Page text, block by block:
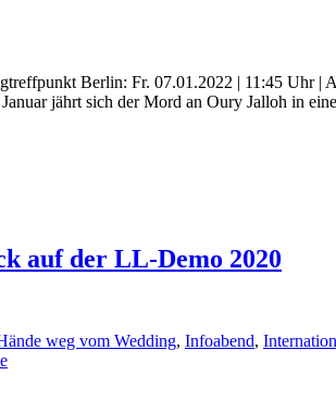
Berlin: Fr. 07.01.2022 | 11:45 Uhr
jährt sich der Mord an Oury Jalloh in
auf der LL-Demo 2020
weg vom Wedding, Infoabend,